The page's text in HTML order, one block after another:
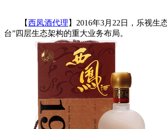
【西凤酒代理 】2016年3月22日，乐视
台”四层生态架构的重大业务布局。